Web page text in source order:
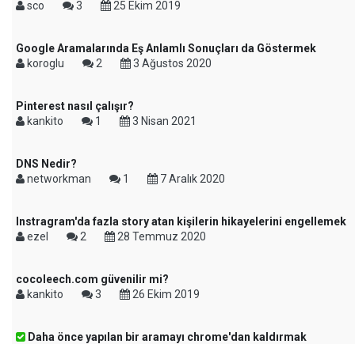
sco
3 25 Ekim 2019
Google Aramalarında Eş Anlamlı Sonuçları da Göstermek
koroglu
2 3 Ağustos 2020
Pinterest nasıl çalışır?
kankito
1 3 Nisan 2021
DNS Nedir?
networkman
1 7 Aralık 2020
Instragram'da fazla story atan kişilerin hikayelerini engellemek
ezel
2 28 Temmuz 2020
cocoleech.com güvenilir mi?
kankito
3 26 Ekim 2019
Daha önce yapılan bir aramayı chrome'dan kaldırmak